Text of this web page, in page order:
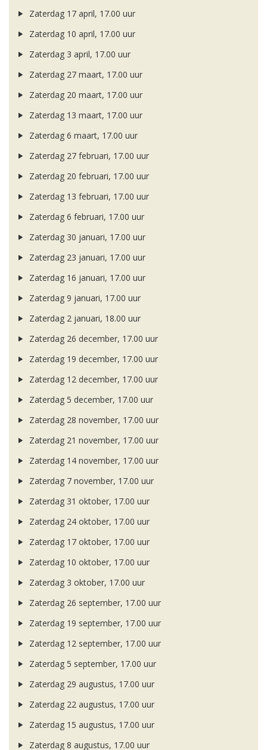
Zaterdag 17 april, 17.00 uur
Zaterdag 10 april, 17.00 uur
Zaterdag 3 april, 17.00 uur
Zaterdag 27 maart, 17.00 uur
Zaterdag 20 maart, 17.00 uur
Zaterdag 13 maart, 17.00 uur
Zaterdag 6 maart, 17.00 uur
Zaterdag 27 februari, 17.00 uur
Zaterdag 20 februari, 17.00 uur
Zaterdag 13 februari, 17.00 uur
Zaterdag 6 februari, 17.00 uur
Zaterdag 30 januari, 17.00 uur
Zaterdag 23 januari, 17.00 uur
Zaterdag 16 januari, 17.00 uur
Zaterdag 9 januari, 17.00 uur
Zaterdag 2 januari, 18.00 uur
Zaterdag 26 december, 17.00 uur
Zaterdag 19 december, 17.00 uur
Zaterdag 12 december, 17.00 uur
Zaterdag 5 december, 17.00 uur
Zaterdag 28 november, 17.00 uur
Zaterdag 21 november, 17.00 uur
Zaterdag 14 november, 17.00 uur
Zaterdag 7 november, 17.00 uur
Zaterdag 31 oktober, 17.00 uur
Zaterdag 24 oktober, 17.00 uur
Zaterdag 17 oktober, 17.00 uur
Zaterdag 10 oktober, 17.00 uur
Zaterdag 3 oktober, 17.00 uur
Zaterdag 26 september, 17.00 uur
Zaterdag 19 september, 17.00 uur
Zaterdag 12 september, 17.00 uur
Zaterdag 5 september, 17.00 uur
Zaterdag 29 augustus, 17.00 uur
Zaterdag 22 augustus, 17.00 uur
Zaterdag 15 augustus, 17.00 uur
Zaterdag 8 augustus, 17.00 uur